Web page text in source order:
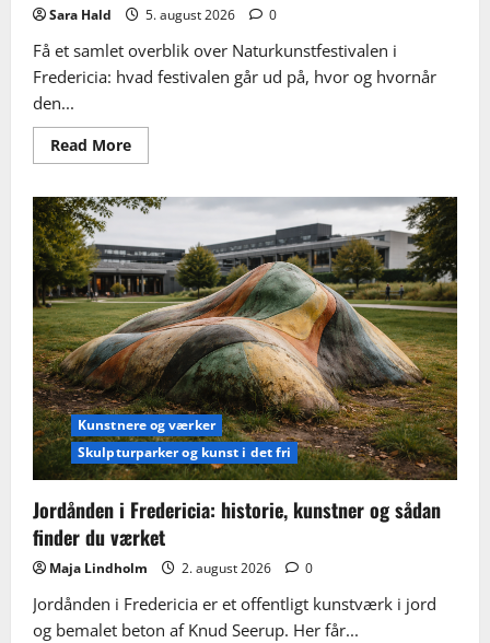
Sara Hald 5. august 2026 0
Få et samlet overblik over Naturkunstfestivalen i
Fredericia: hvad festivalen går ud på, hvor og hvornår
den...
Read MoreRead
more
i
Fredericia:
til
værker,
tid
og
rute
Kunstnere og værker
Skulpturparker og kunst i det fri
Jordånden i Fredericia: historie, kunstner og sådan
finder du værket
Maja Lindholm 2. august 2026 0
Jordånden i Fredericia er et offentligt kunstværk i jord
og bemalet beton af Knud Seerup. Her får...